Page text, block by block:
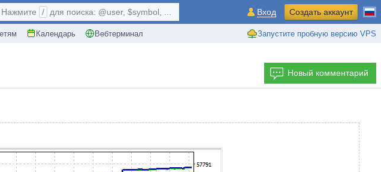
Календарь Вебтерминал Запустите пробную версию VPS
Нажмите / для поиска: @user, $symbol, ... Вход Создать аккаунт
Новый комментарий